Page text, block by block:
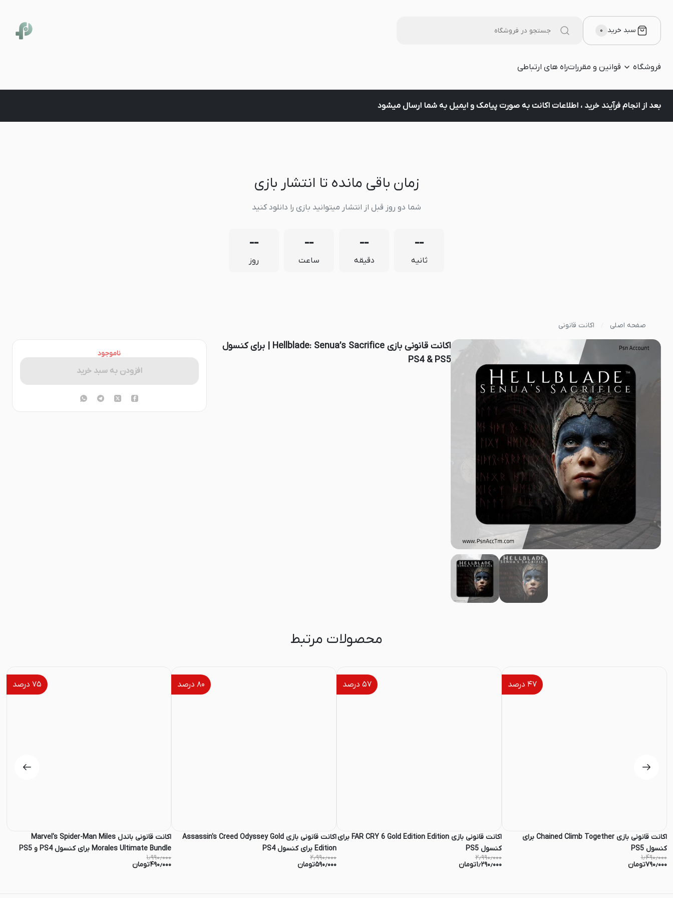
سبد خرید ۰
فروشگاه قوانین و مقرراتراه های ارتباطی
بعد از انجام فرآیند خرید ، اطلاعات اکانت به صورت پیامک و ایمیل به شما ارسال میشود
زمان باقی مانده تا انتشار بازی
شما دو روز قبل از انتشار میتوانید بازی را دانلود کنید
--
روز
--
ساعت
--
دقیقه
--
ثانیه
صفحه اصلی اکانت قانونی
اکانت قانونی بازی Hellblade: Senua’s Sacrifice | برای کنسول
PS4 & PS5
ناموجود
افزودن به سبد خرید
محصولات مرتبط
۴۷ درصد
اکانت قانونی بازی Chained Climb Together برای
کنسول PS5
۱٫۴۹۰٫۰۰۰
۷۹۰٫۰۰۰تومان
۵۷ درصد
اکانت قانونی بازی FAR CRY 6 Gold Edition Edition برای
کنسول PS5
۲٫۹۹۰٫۰۰۰
۱٫۲۹۰٫۰۰۰تومان
۸۰درصد
اکانت قانونی بازی Assassin's Creed Odyssey Gold
Edition برای کنسول PS4
۲٫۹۹۰٫۰۰۰
۵۹۰٫۰۰۰تومان
۷۵ درصد
اکانت قانونی باندل Marvel's Spider-Man Miles
Morales Ultimate Bundle برای کنسول PS4 و PS5
۱٫۹۹۰٫۰۰۰
۴۹۰٫۰۰۰تومان